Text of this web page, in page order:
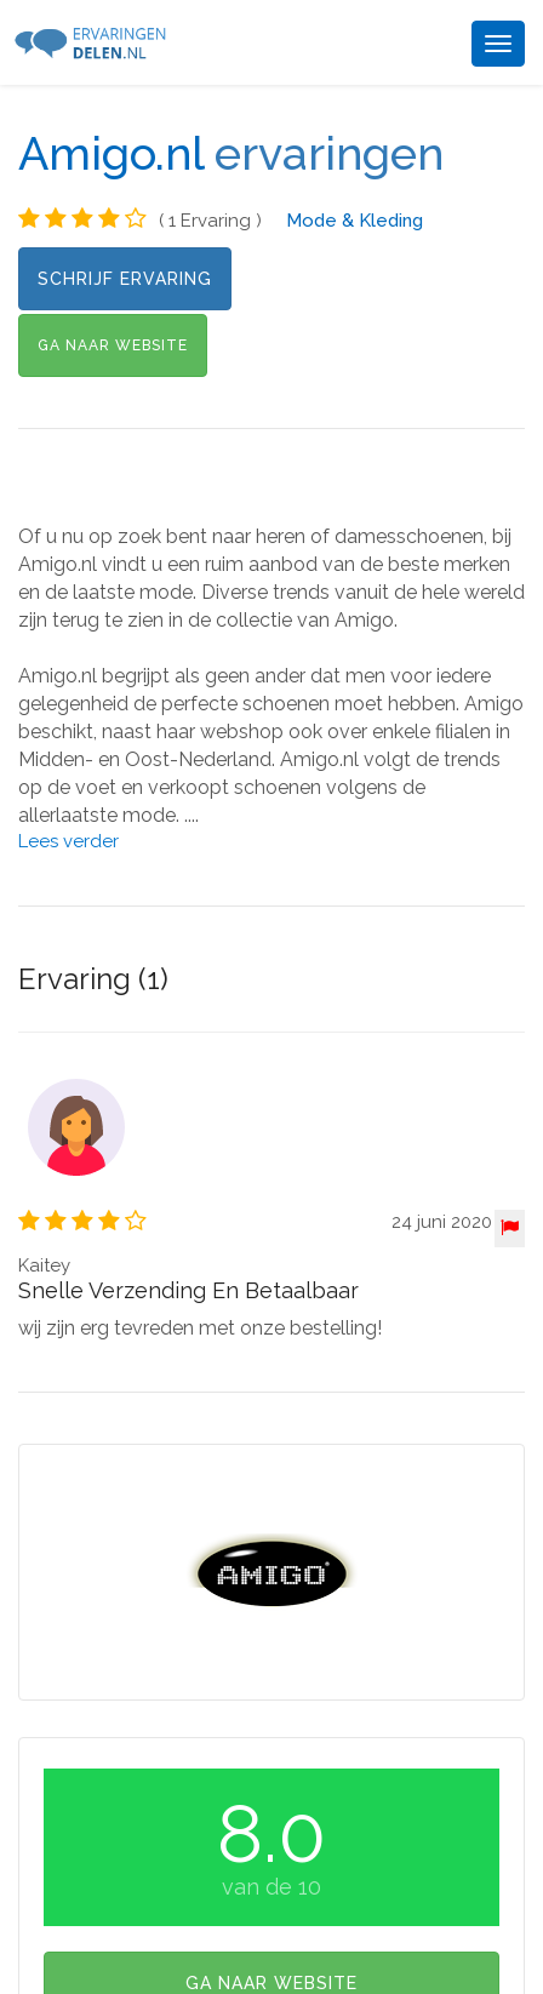
Amigo.nlervaringen
( 1 Ervaring ) Mode & Kleding
SCHRIJF ERVARING
GA NAAR WEBSITE
Of u nu op zoek bent naar heren of damesschoenen, bij
Amigo.nl vindt u een ruim aanbod van de beste merken
en de laatste mode. Diverse trends vanuit de hele wereld
zijn terug te zien in de collectie van Amigo.
Amigo.nl begrijpt als geen ander dat men voor iedere
gelegenheid de perfecte schoenen moet hebben. Amigo
beschikt, naast haar webshop ook over enkele filialen in
Midden- en Oost-Nederland. Amigo.nl volgt de trends
op de voet en verkoopt schoenen volgens de
allerlaatste mode. ....
Lees verder
Ervaring (1)
24 juni 2020
Kaitey
Snelle Verzending En Betaalbaar
wij zijn erg tevreden met onze bestelling!
8.0
van de 10
GA NAAR WEBSITE